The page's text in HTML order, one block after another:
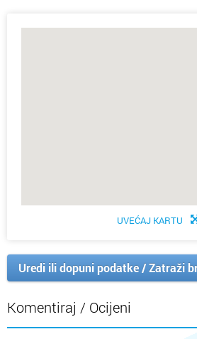
UVEĆAJ KARTU
Uredi ili dopuni podatke / Zatraži
Komentiraj / Ocijeni